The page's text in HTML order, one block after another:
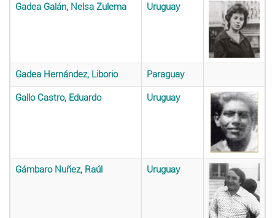
Gadea Galán, Nelsa Zulema Uruguay
Gadea Hernández, Liborio Paraguay
Gallo Castro, Eduardo Uruguay
Gámbaro Nuñez, Raúl Uruguay